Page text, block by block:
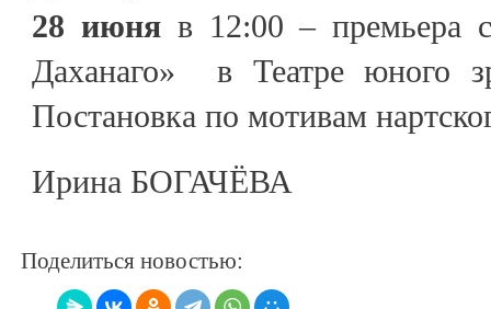
28 июняв 12:00 – премьера
Даханаго» в Театре юного
Постановка по мотивам
Ирина БОГАЧЁВА
Поделиться новостью: